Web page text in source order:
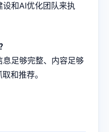
和AI优化团队来执
足够完整、内容足够
和推荐。